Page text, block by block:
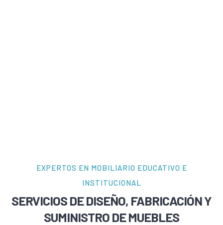
EXPERTOS EN MOBILIARIO EDUCATIVO E
INSTITUCIONAL
SERVICIOS DE DISEÑO, FABRICACIÓN Y
SUMINISTRO DE MUEBLES